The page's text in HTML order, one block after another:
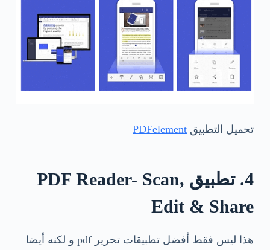
تحميل التطبيق PDFelement
4. تطبيق PDF Reader- Scan,
Edit & Share
هذا ليس فقط أفضل تطبيقات تحرير pdf و لكنه أيضا